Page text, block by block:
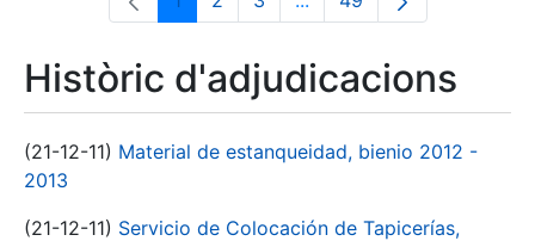
PàginaPàginaPàginaPàgines intermèdies
Pàgina
Històric d'adjudicacions
(21-12-11) Material de estanqueidad, bienio 2012 -
2013
(21-12-11) Servicio de Colocación de Tapicerías,